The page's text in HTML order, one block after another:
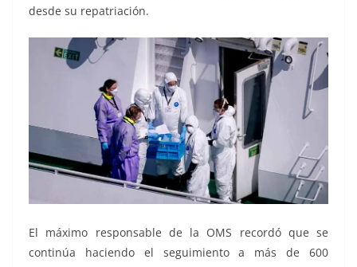
desde su repatriación.
El máximo responsable de la OMS recordó que se
continúa haciendo el seguimiento a más de 600